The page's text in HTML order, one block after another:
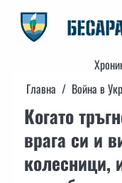
content
Главна
Война в
Когато
врага си и
колесници,